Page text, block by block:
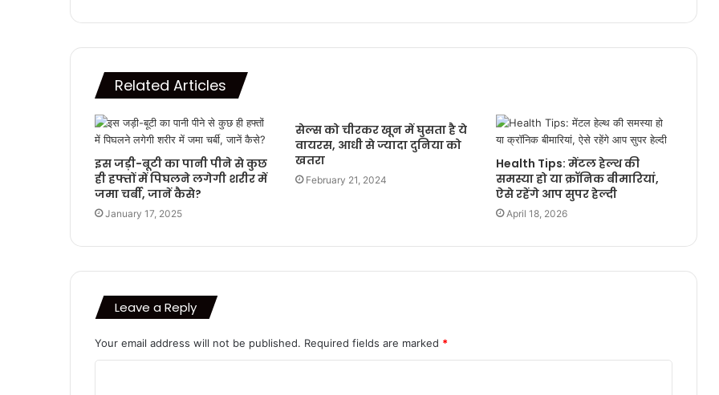
Related Articles
इस जड़ी-बूटी का पानी पीने से कुछ
ही हफ्तों में पिघलने लगेगी शरीर में
जमा चर्बी, जानें कैसे?
January 17, 2025
सेल्स को चीरकर खून में घुसता है ये
वायरस, आधी से ज्यादा दुनिया को
खतरा
February 21, 2024
Health Tips: मेंटल हेल्थ की
समस्या हो या क्रॉनिक बीमारियां,
ऐसे रहेंगे आप सुपर हेल्दी
April 18, 2026
Leave a Reply
Your email address will not be published. Required fields are marked *